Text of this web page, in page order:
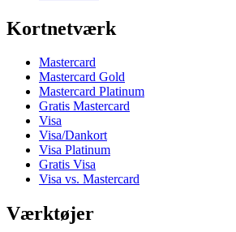
Kortnetværk
Mastercard
Mastercard Gold
Mastercard Platinum
Gratis Mastercard
Visa
Visa/Dankort
Visa Platinum
Gratis Visa
Visa vs. Mastercard
Værktøjer